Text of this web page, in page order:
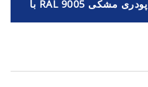
پودری مشکی RAL 9005 با
سختی بالا و بافت مات شنی